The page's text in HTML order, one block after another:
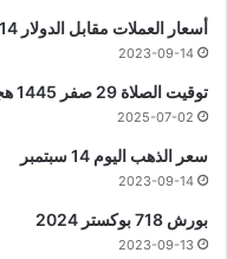
أسعار العملات مقابل الدولار 14 سبتمبر
2023-09-14
توقيت الصلاة 29 صفر 1445 هجري
2025-07-02
سعر الذهب اليوم 14 سبتمبر
2023-09-14
بورش 718 بوكستر 2024
2023-09-13